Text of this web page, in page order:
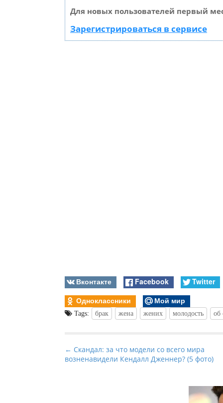
Для новых пользователей первый
Зарегистрироваться в сервисе
Вконтакте Facebook
Twitter
Одноклассники
Мой мир
Tags: брак жена жених молодость об
P
o
← Скандал: за что модели со всего мира
возненавидели Кендалл Дженнер? (5 фото)